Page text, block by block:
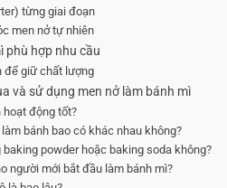
từng giai đoạn
men nở tự nhiên
phù hợp nhu cầu
để giữ chất lượng
và sử dụng men nở làm bánh mì
hoạt động tốt?
bánh bao có khác nhau không?
baking powder hoặc baking soda không?
người mới bắt đầu làm bánh mì?